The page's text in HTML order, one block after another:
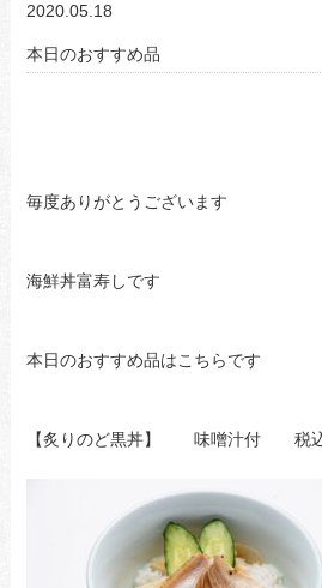
2020.05.18
本日のおすすめ品
毎度ありがとうございます
海鮮丼富寿しです
本日のおすすめ品はこちらです
【炙りのど黒丼】 味噌汁付 税込